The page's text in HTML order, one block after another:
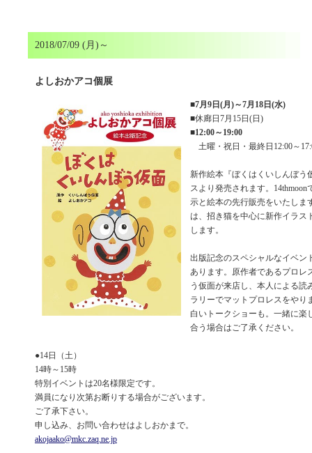
2018/07/09 (月)～
よしおかアコ個展
■7月9日(月)～7月18日(水)
■休廊日7月15日(日)
■12:00～19:00
土曜・祝日・最終日12:00～
新作絵本『ぼくはくいしんぼう
スより発売されます。14thmoon
示と絵本の先行販売をいたしま
は、招き猫を中心に新作イラス
します。
出版記念のスペシャルなイベン
あります。原作者であるプロレ
う仮面が来店し、本人による読
ラリーでマットプロレスをやり
白いトークショーも。一緒に楽
合う場合はご了承ください。
●14日（土）
14時～15時
特別イベントは20名様限定です。
満員になり次第お断りする場合がございます。
ご了承下さい。
申し込み、お問い合わせはよしおかまで。
akojaako@mkc.zaq.ne.jp